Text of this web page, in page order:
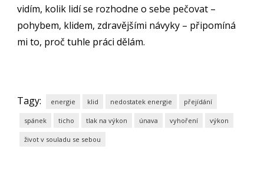
vidím, kolik lidí se rozhodne o sebe pečovat –
pohybem, klidem, zdravějšími návyky – připomíná
mi to, proč tuhle práci dělám.
Tagy: energie klid nedostatek energie přejídání
spánek ticho tlak na výkon únava vyhoření výkon
život v souladu se sebou